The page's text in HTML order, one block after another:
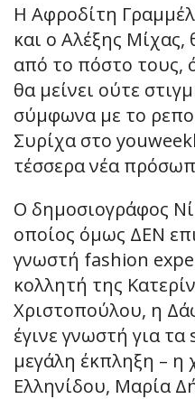
Η Αφροδίτη
και ο Αλέξης Μίχας,
από το πόστο τους,
θα μείνει ούτε
σύμφωνα με το
Συρίχα στο
τέσσερα νέα
Ο δημοσιογράφος
οποίος όμως ΔΕΝ
γνωστή fashion
κολλητή της
Χριστοπούλου, η
έγινε γνωστή για
μεγάλη έκπληξη – η
Ελληνίδου, Μαρία